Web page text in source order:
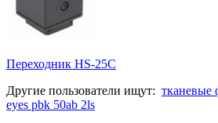
Переходник HS-25C
Другие пользователи ищут: тканевые
eyes pbk 50ab 2ls